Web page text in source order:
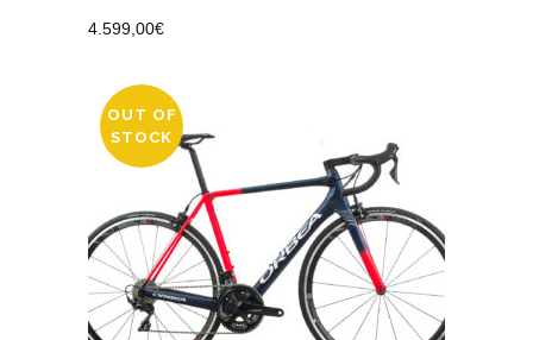
4.599,00€
OUT OF
STOCK